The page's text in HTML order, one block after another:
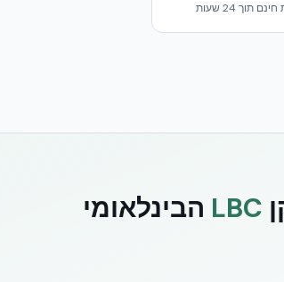
תוך 24 שעות
LBC הבינלאומי